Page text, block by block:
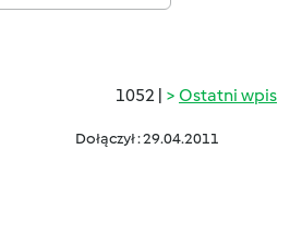
1052 | Ostatni wpis
Dołączył : 29.04.2011